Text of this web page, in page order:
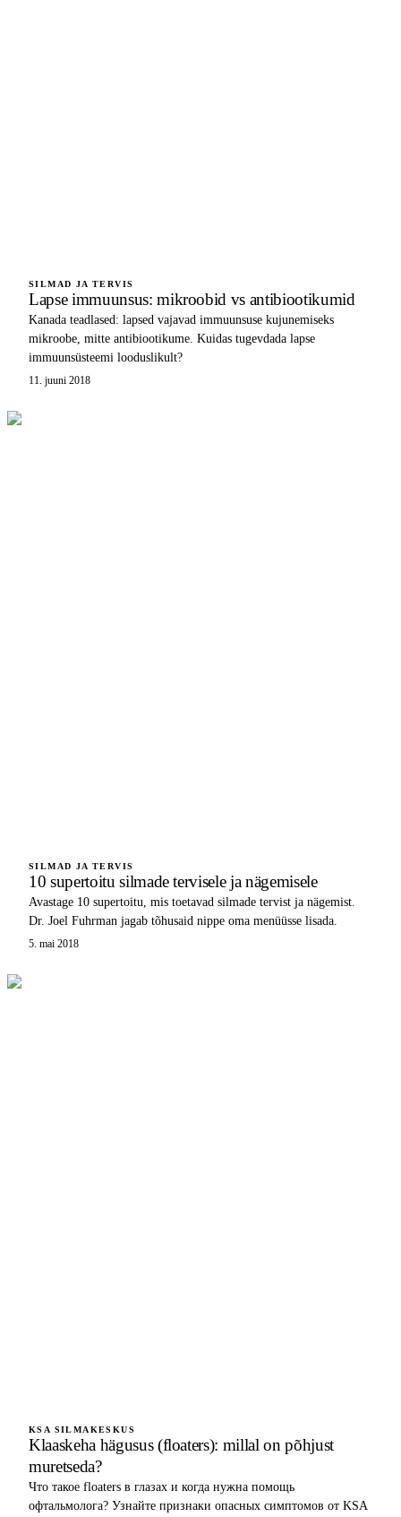
SILMAD JA TERVIS
Lapse immuunsus: mikroobid vs antibiootikumid
Kanada teadlased: lapsed vajavad immuunsuse kujunemiseks
mikroobe, mitte antibiootikume. Kuidas tugevdada lapse
immuunsüsteemi looduslikult?
11. juuni 2018
SILMAD JA TERVIS
10 supertoitu silmade tervisele ja nägemisele
Avastage 10 supertoitu, mis toetavad silmade tervist ja nägemist.
Dr. Joel Fuhrman jagab tõhusaid nippe oma menüüsse lisada.
5. mai 2018
KSA SILMAKESKUS
Klaaskeha hägusus (floaters): millal on põhjust
muretseda?
Что такое floaters в глазах и когда нужна помощь
офтальмолога? Узнайте признаки опасных симптомов от KSA